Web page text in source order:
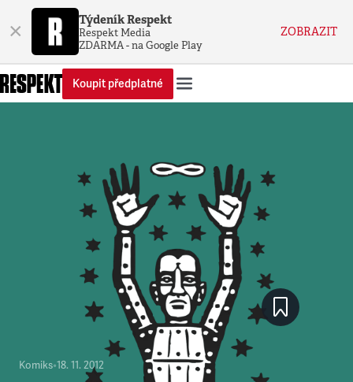
× Týdeník Respekt
Respekt Media
ZDARMA - na Google Play
ZOBRAZIT
Koupit předplatné
Komiks•18. 11. 2012